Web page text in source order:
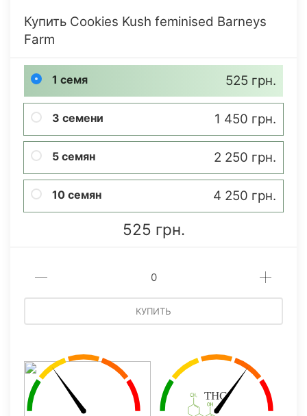
Купить Cookies Kush feminised Barneys
Farm
1 семя 525 грн.
3 семени 1 450 грн.
5 семян 2 250 грн.
10 семян 4 250 грн.
525 грн.
КУПИТЬ